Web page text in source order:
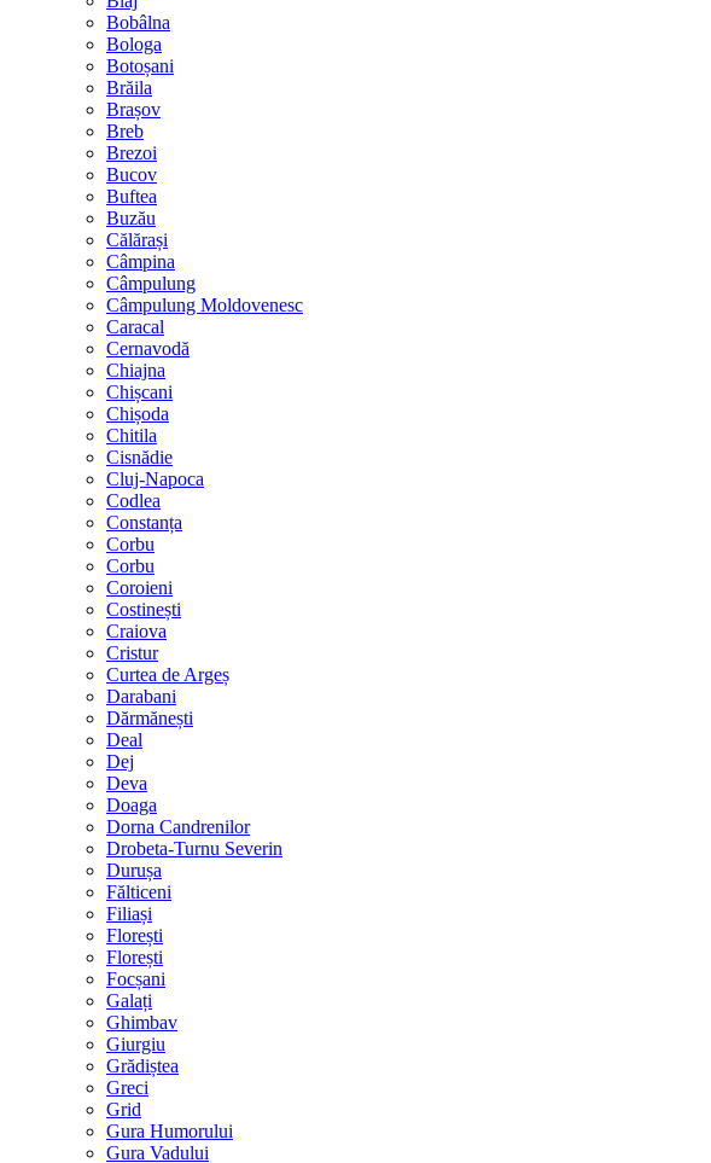
Bobâlna
Bologa
Botoșani
Brăila
Brașov
Breb
Brezoi
Bucov
Buftea
Buzău
Călărași
Câmpina
Câmpulung
Câmpulung Moldovenesc
Caracal
Cernavodă
Chiajna
Chișcani
Chișoda
Chitila
Cisnădie
Cluj-Napoca
Codlea
Constanța
Corbu
Corbu
Coroieni
Costinești
Craiova
Cristur
Curtea de Argeș
Darabani
Dărmănești
Deal
Dej
Deva
Doaga
Dorna Candrenilor
Drobeta-Turnu Severin
Durușa
Fălticeni
Filiași
Florești
Florești
Focșani
Galați
Ghimbav
Giurgiu
Grădiștea
Greci
Grid
Gura Humorului
Gura Vadului